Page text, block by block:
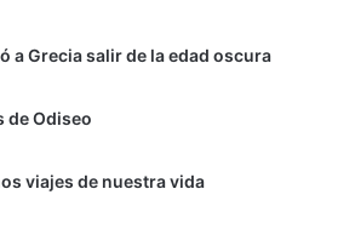
a Grecia salir de la edad oscura
de Odiseo
viajes de nuestra vida